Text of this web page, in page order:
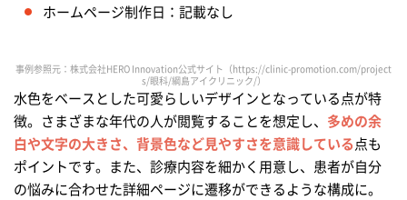
ホームページ制作日：記載なし
事例参照元：株式会社HERO Innovation公式サイト（https://clinic-promotion.com/project
s/眼科/綱島アイクリニック/）
水色をベースとした可愛らしいデザインとなっている点が特
徴。さまざまな年代の人が閲覧することを想定し、 多めの余
白や文字の大きさ、背景色など見やすさを意識している点も
ポイントです。また、診療内容を細かく用意し、患者が自分
の悩みに合わせた詳細ページに遷移ができるような構成に。